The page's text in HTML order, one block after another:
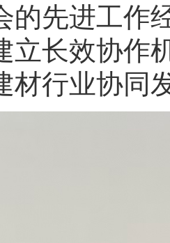
的先进工作
立长效协作
材行业协同